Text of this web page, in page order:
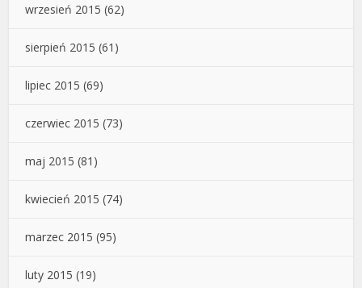
wrzesień 2015 (62)
sierpień 2015 (61)
lipiec 2015 (69)
czerwiec 2015 (73)
maj 2015 (81)
kwiecień 2015 (74)
marzec 2015 (95)
luty 2015 (19)